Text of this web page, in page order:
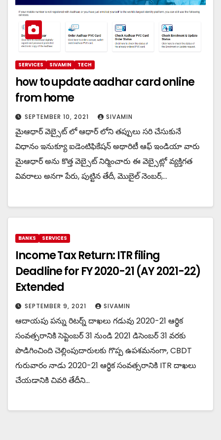
SERVICES SIVAMIN TECH
how to update aadhar card online
from home
SEPTEMBER 10, 2021 SIVAMIN
మైఆధార్ వెబ్సైట్ లో ఆధార్ లోని తప్పులు సరి చేసుకునే
విధానం ఇనుక్యూ ఐడెంటిఫికేషన్ అథారిటీ ఆఫ్ ఇండియా వారు
మైఆధార్ అను కొత్త వెబ్సైట్ నిర్మించారు ఈ వెబ్సైట్లో వ్యక్తిగత
వివరాలు అనగా పేరు, పుట్టిన తేదీ, మొబైల్ నెంబర్,…
BANKS SERVICES
Income Tax Return: ITR filing
Deadline for FY 2020-21 (AY 2021-22)
Extended
SEPTEMBER 9, 2021 SIVAMIN
ఆదాయపు పన్ను రిటర్న్ దాఖలు గడువు 2020-21 ఆర్థిక
సంవత్సరానికి సెప్టెంబర్ 31 నుండి 2021 డిసెంబర్ 31 వరకు
పొడిగించింది చెల్లింపుదారులకు గొప్ప ఉపశమనంగా, CBDT
గురువారం నాడు 2020-21 ఆర్థిక సంవత్సరానికి ITR దాఖలు
చేయడానికి చివరి తేదీని…